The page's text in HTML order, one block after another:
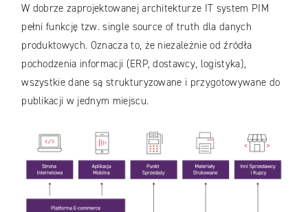
W dobrze zaprojektowanej architekturze IT system PIM
pełni funkcję tzw. single source of truth dla danych
produktowych. Oznacza to, że niezależnie od źródła
pochodzenia informacji (ERP, dostawcy, logistyka),
wszystkie dane są strukturyzowane i przygotowywane do
publikacji w jednym miejscu.